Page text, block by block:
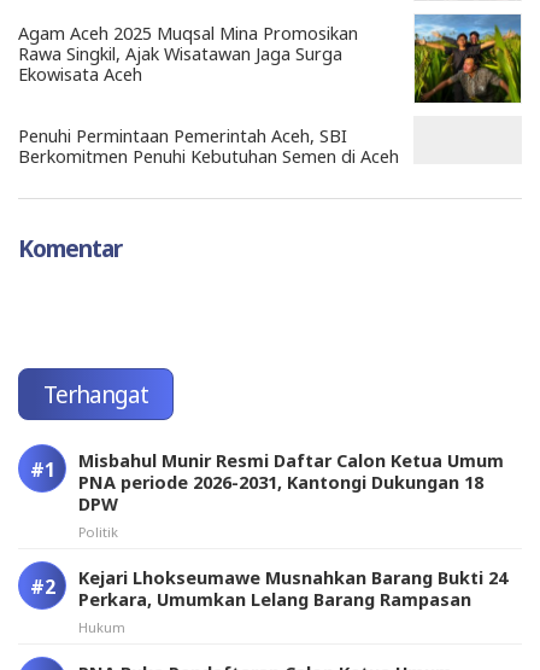
Agam Aceh 2025 Muqsal Mina Promosikan
Rawa Singkil, Ajak Wisatawan Jaga Surga
Ekowisata Aceh
Penuhi Permintaan Pemerintah Aceh, SBI
Berkomitmen Penuhi Kebutuhan Semen di Aceh
Komentar
Terhangat
Misbahul Munir Resmi Daftar Calon Ketua Umum
PNA periode 2026-2031, Kantongi Dukungan 18
DPW
Politik
Kejari Lhokseumawe Musnahkan Barang Bukti 24
Perkara, Umumkan Lelang Barang Rampasan
Hukum